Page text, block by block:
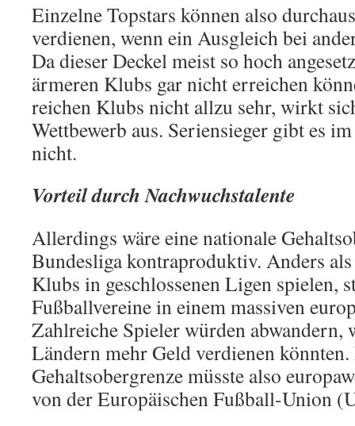
Einzelne Topstars können also
verdienen, wenn ein Ausgleich bei
Da dieser Deckel meist so hoch
ärmeren Klubs gar nicht erreichen
reichen Klubs nicht allzu sehr, wirkt
Wettbewerb aus. Seriensieger gibt es
nicht.
Vorteil durch Nachwuchstalente
Allerdings wäre eine nationale
Bundesliga kontraproduktiv. Anders
Klubs in geschlossenen Ligen spielen,
Fußballvereine in einem massiven
Zahlreiche Spieler würden abwandern,
Ländern mehr Geld verdienen
Gehaltsobergrenze müsste also
von der Europäischen Fußball-Union